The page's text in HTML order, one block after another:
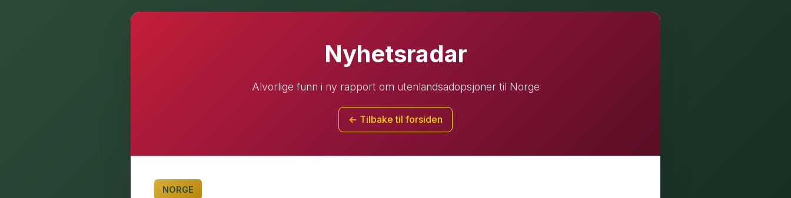
Nyhetsradar
Alvorlige funn i ny rapport om utenlandsadopsjoner til Norge
← Tilbake til forsiden
NORGE